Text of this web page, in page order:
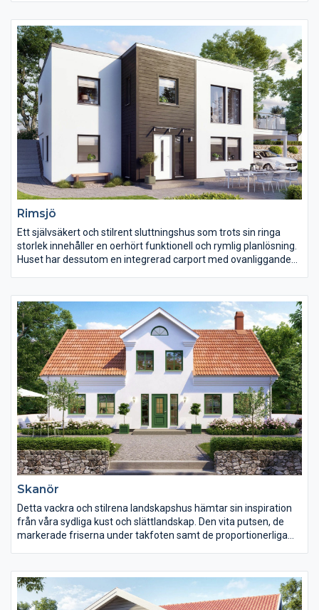
vårt övriga sortiment.
Rimsjö
Ett självsäkert och stilrent sluttningshus som trots sin ringa
storlek innehåller en oerhört funktionell och rymlig planlösning.
Huset har dessutom en integrerad carport med ovanliggande
Skanör
Detta vackra och stilrena landskapshus hämtar sin inspiration
från våra sydliga kust och slättlandskap. Den vita putsen, de
markerade friserna under takfoten samt de proportionerliga
i detaljerna.